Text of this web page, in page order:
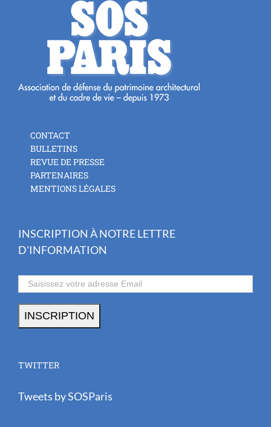
CONTACT
BULLETINS
REVUE DE PRESSE
PARTENAIRES
MENTIONS LÉGALES
INSCRIPTION À NOTRE LETTRE
D'INFORMATION
TWITTER
Tweets by SOSParis